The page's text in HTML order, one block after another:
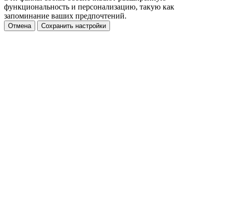
функциональность и персонализацию, такую как
запоминание ваших предпочтений.
Отмена Сохранить настройки